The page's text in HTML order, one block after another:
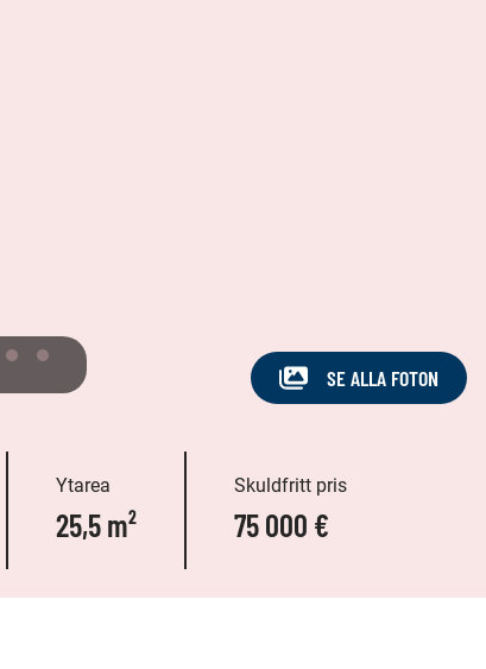
SE ALLA FOTON
Ytarea
25,5 m²
Skuldfritt pris
75 000 €